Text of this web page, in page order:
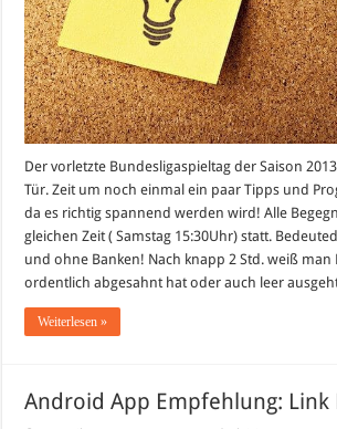
Der vorletzte Bundesligaspieltag der Saison
Tür. Zeit um noch einmal ein paar Tipps und
da es richtig spannend werden wird! Alle
gleichen Zeit ( Samstag 15:30Uhr) statt.
und ohne Banken! Nach knapp 2 Std. weiß man
ordentlich abgesahnt hat oder auch leer
Weiterlesen »
Android App Empfehlung: Link